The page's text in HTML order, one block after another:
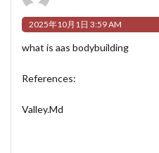
2025年10月1日 3:59 AM
what is aas bodybuilding
References:
Valley.Md